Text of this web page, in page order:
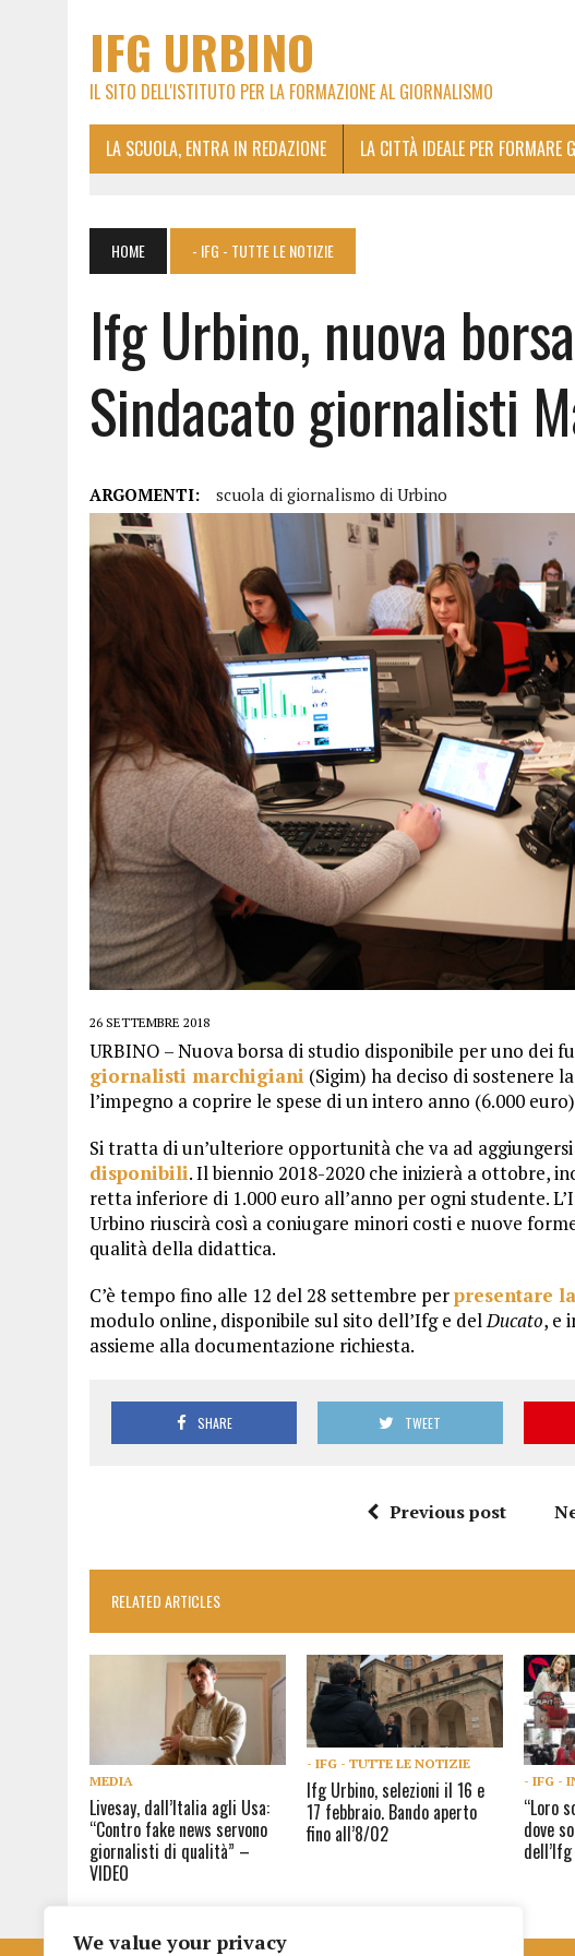
We value your privacy
IFG URBINO
IL SITO DELL'ISTITUTO PER LA FORMAZIONE AL GIORNALISMO
LA SCUOLA, ENTRA IN REDAZIONE LA CITTÀ IDEALE PER FORMARE
HOME - IFG - TUTTE LE NOTIZIE
Ifg Urbino, nuova
Sindacato giornalisti
ARGOMENTI: scuola di giornalismo di Urbino
26 SETTEMBRE 2018
URBINO – Nuova borsa di studio disponibile per uno dei
giornalisti marchigiani (Sigim) ha deciso di sostenere
l’impegno a coprire le spese di un intero anno (6.000
Si tratta di un’ulteriore opportunità che va ad aggiungersi
disponibili. Il biennio 2018-2020 che inizierà a ottobre,
retta inferiore di 1.000 euro all’anno per ogni studente.
Urbino riuscirà così a coniugare minori costi e nuove
qualità della didattica.
C’è tempo fino alle 12 del 28 settembre perpresentare
modulo online, disponibile sul sito dell’Ifg e delDucato, e
assieme alla documentazione richiesta.
SHARE TWEET
Previous post
RELATED ARTICLES
MEDIA
Livesay, dall’Italia agli Usa:
“Contro fake news servono
giornalisti di qualità” –
VIDEO
- IFG - TUTTE LE NOTIZIE
Ifg Urbino, selezioni il 16 e
17 febbraio. Bando aperto
fino all’8/02
- IFG -
“Loro
dove